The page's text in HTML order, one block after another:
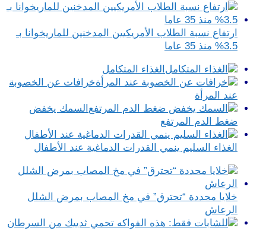
ارتفاع نسبة الطلاب الأمريكيين المدخنين للماريخوانا بـ
3.5% منذ 35 عاما
الغذاء المتكامل
خرافات عن الخصوبة
عند المرأة
السمك يخفض
ضغط الدم المرتفع
الغذاء السليم ينمي القدرات الدماغية عند الأطفال
خلايا محددة “تحترق” في مخ المصاب بمرض الشلل
الرعاش